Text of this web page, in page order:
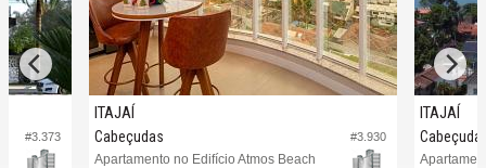
#3.373 #3.930
ITAJAÍ
Cabeçudas
Apartamento no Edifício Atmos Beach
ITAJAÍ